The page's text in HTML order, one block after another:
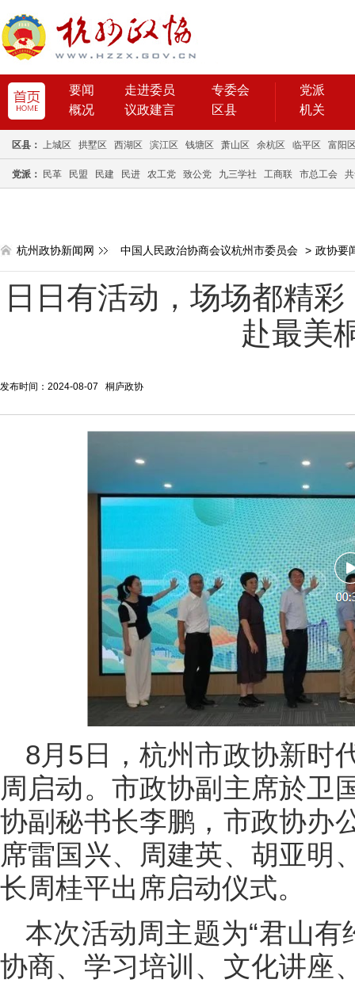
要闻 走进委员
专委会
概况
议政建言 区县
党派
机关
区县： 上城区 拱墅区 西湖区 滨江区 钱塘区 萧山区 余杭区 临平区 富阳
党派： 民革 民盟 民建 民进 农工党 致公党 九三学社 工商联 市总工会
杭州政协新闻网 中国人民政治协商会议杭州市委员会 > 政协要
日日有活动，场场都精
赴最美
发布时间：2024-08-07 桐庐政协
8月5日，杭州市政协新时
周启动。市政协副主席於卫
协副秘书长李鹏，市政协办
席雷国兴、周建英、胡亚明
长周桂平出席启动仪式。
本次活动周主题为“君山有
协商、学习培训、文化讲座